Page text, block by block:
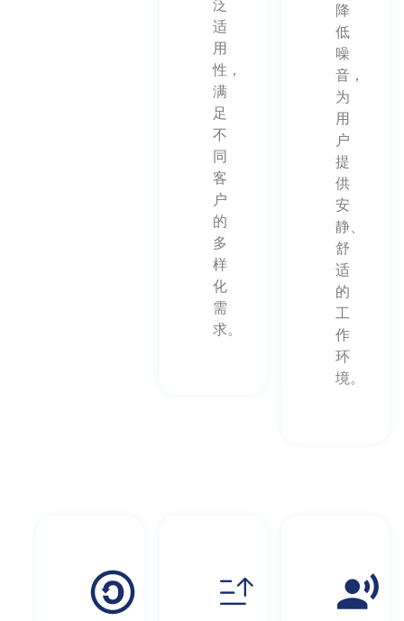
泛
适
用
性，
满
足
不
同
客
户
的
多
样
化
需
求。
降
低
噪
音，
为
用
户
提
供
安
静、
舒
适
的
工
作
环
境。